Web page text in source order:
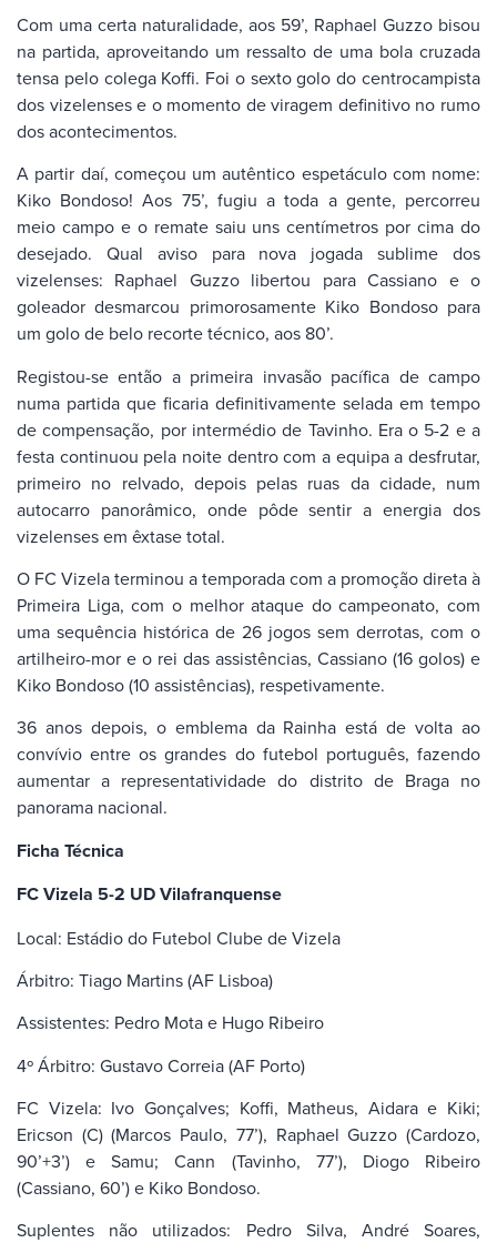
Com uma certa naturalidade, aos 59’, Raphael Guzzo bisou
na partida, aproveitando um ressalto de uma bola cruzada
tensa pelo colega Koffi. Foi o sexto golo do centrocampista
dos vizelenses e o momento de viragem definitivo no rumo
dos acontecimentos.
A partir daí, começou um autêntico espetáculo com nome:
Kiko Bondoso! Aos 75’, fugiu a toda a gente, percorreu
meio campo e o remate saiu uns centímetros por cima do
desejado. Qual aviso para nova jogada sublime dos
vizelenses: Raphael Guzzo libertou para Cassiano e o
goleador desmarcou primorosamente Kiko Bondoso para
um golo de belo recorte técnico, aos 80’.
Registou-se então a primeira invasão pacífica de campo
numa partida que ficaria definitivamente selada em tempo
de compensação, por intermédio de Tavinho. Era o 5-2 e a
festa continuou pela noite dentro com a equipa a desfrutar,
primeiro no relvado, depois pelas ruas da cidade, num
autocarro panorâmico, onde pôde sentir a energia dos
vizelenses em êxtase total.
O FC Vizela terminou a temporada com a promoção direta à
Primeira Liga, com o melhor ataque do campeonato, com
uma sequência histórica de 26 jogos sem derrotas, com o
artilheiro-mor e o rei das assistências, Cassiano (16 golos) e
Kiko Bondoso (10 assistências), respetivamente.
36 anos depois, o emblema da Rainha está de volta ao
convívio entre os grandes do futebol português, fazendo
aumentar a representatividade do distrito de Braga no
panorama nacional.
Ficha Técnica
FC Vizela 5-2 UD Vilafranquense
Local: Estádio do Futebol Clube de Vizela
Árbitro: Tiago Martins (AF Lisboa)
Assistentes: Pedro Mota e Hugo Ribeiro
4º Árbitro: Gustavo Correia (AF Porto)
FC Vizela: Ivo Gonçalves; Koffi, Matheus, Aidara e Kiki;
Ericson (C) (Marcos Paulo, 77’), Raphael Guzzo (Cardozo,
90’+3’) e Samu; Cann (Tavinho, 77’), Diogo Ribeiro
(Cassiano, 60’) e Kiko Bondoso.
Suplentes não utilizados: Pedro Silva, André Soares,